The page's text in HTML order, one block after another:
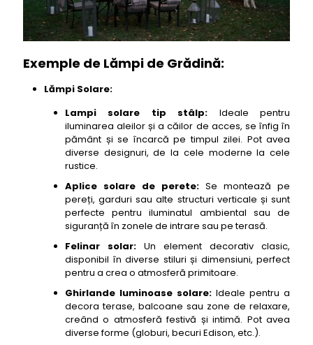
Exemple de Lămpi de Grădină:
Lămpi Solare:
Lampi solare tip stâlp: Ideale pentru
iluminarea aleilor și a căilor de acces, se înfig în
pământ și se încarcă pe timpul zilei. Pot avea
diverse designuri, de la cele moderne la cele
rustice.
Aplice solare de perete: Se montează pe
pereți, garduri sau alte structuri verticale și sunt
perfecte pentru iluminatul ambiental sau de
siguranță în zonele de intrare sau pe terasă.
Felinar solar: Un element decorativ clasic,
disponibil în diverse stiluri și dimensiuni, perfect
pentru a crea o atmosferă primitoare.
Ghirlande luminoase solare: Ideale pentru a
decora terase, balcoane sau zone de relaxare,
creând o atmosferă festivă și intimă. Pot avea
diverse forme (globuri, becuri Edison, etc.).